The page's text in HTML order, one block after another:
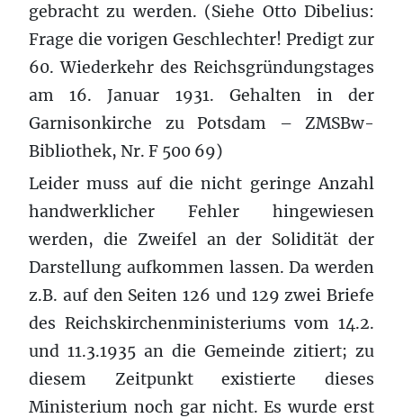
gebracht zu werden. (Siehe Otto Dibelius:
Frage die vorigen Geschlechter! Predigt zur
60. Wiederkehr des Reichsgründungstages
am 16. Januar 1931. Gehalten in der
Garnisonkirche zu Potsdam – ZMSBw-
Bibliothek, Nr. F 500 69)
Leider muss auf die nicht geringe Anzahl
handwerklicher Fehler hingewiesen
werden, die Zweifel an der Solidität der
Darstellung aufkommen lassen. Da werden
z.B. auf den Seiten 126 und 129 zwei Briefe
des Reichskirchenministeriums vom 14.2.
und 11.3.1935 an die Gemeinde zitiert; zu
diesem Zeitpunkt existierte dieses
Ministerium noch gar nicht. Es wurde erst